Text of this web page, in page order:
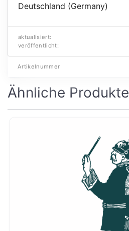
Deutschland (Germany)
aktualisiert:
veröffentlicht:
Artikelnummer
Ähnliche Produkte